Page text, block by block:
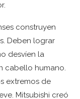
construyen
Deben lograr
desvíen la
cabello humano.
extremos de
Mitsubishi creó